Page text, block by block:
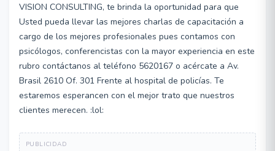
VISION CONSULTING, te brinda la oportunidad para que
Usted pueda llevar las mejores charlas de capacitación a
cargo de los mejores profesionales pues contamos con
psicólogos, conferencistas con la mayor experiencia en este
rubro contáctanos al teléfono 5620167 o acércate a Av.
Brasil 2610 Of. 301 Frente al hospital de policías. Te
estaremos esperancen con el mejor trato que nuestros
clientes merecen. :lol: